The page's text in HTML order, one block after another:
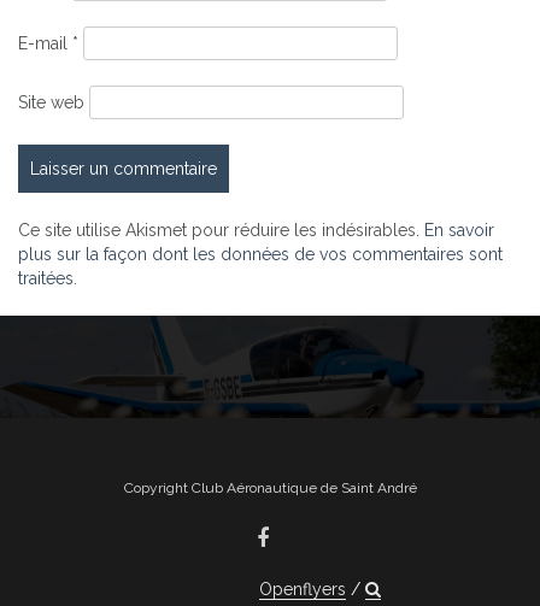
E-mail *
Site web
Ce site utilise Akismet pour réduire les indésirables. En savoir
plus sur la façon dont les données de vos commentaires sont
traitées
Copyright Club Aéronautique de Saint André
Openflyers